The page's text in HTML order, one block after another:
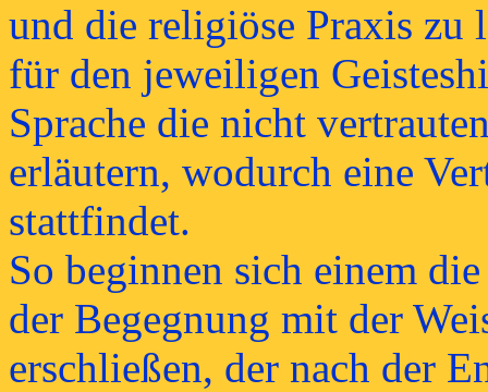
und die religiöse Praxis zu
für den jeweiligen
Sprache die nicht
erläutern, wodurch eine
stattfindet.
So beginnen sich einem
der Begegnung mit der
erschließen, der nach der